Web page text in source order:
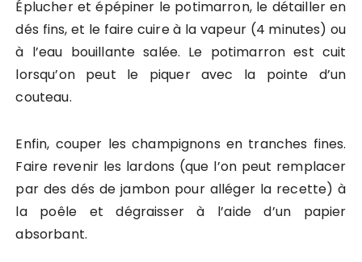
Éplucher et épépiner le potimarron, le détailler en
dés fins, et le faire cuire à la vapeur (4 minutes) ou
à l’eau bouillante salée. Le potimarron est cuit
lorsqu’on peut le piquer avec la pointe d’un
couteau.
Enfin, couper les champignons en tranches fines.
Faire revenir les lardons (que l’on peut remplacer
par des dés de jambon pour alléger la recette) à
la poêle et dégraisser à l’aide d’un papier
absorbant.